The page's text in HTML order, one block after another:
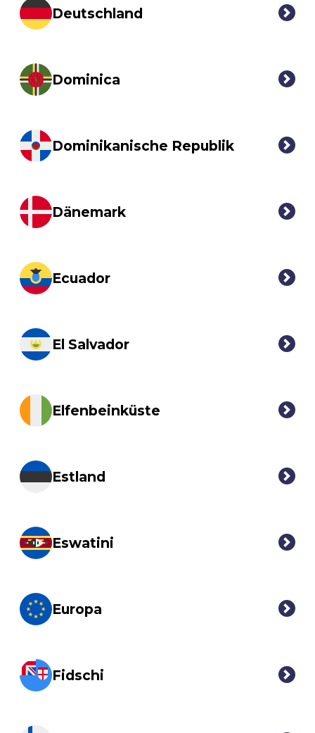
Deutschland
Dominica
Dominikanische Republik
Dänemark
Ecuador
El Salvador
Elfenbeinküste
Estland
Eswatini
Europa
Fidschi